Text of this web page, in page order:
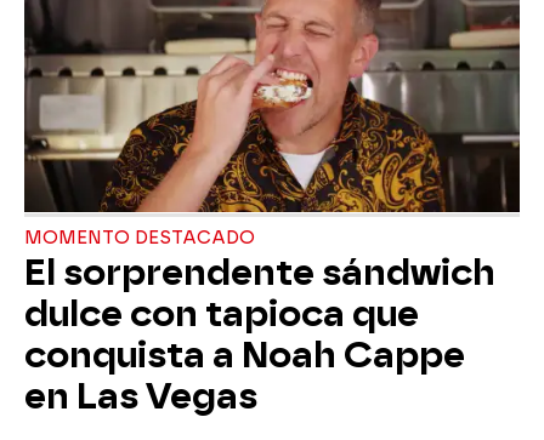
MOMENTO DESTACADO
El sorprendente sándwich
dulce con tapioca que
conquista a Noah Cappe
en Las Vegas